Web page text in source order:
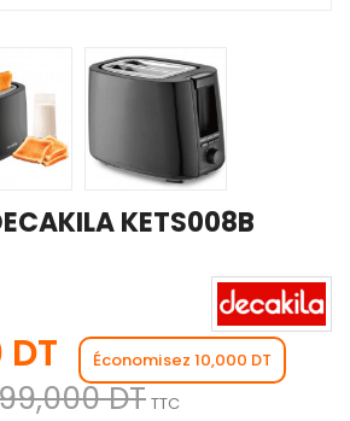
KETS008B
Économisez 10,000 DT
DT TTC